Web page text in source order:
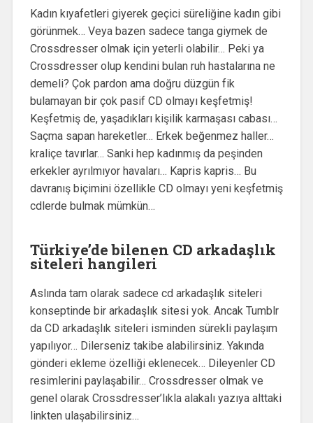
Kadın kıyafetleri giyerek geçici süreliğine kadın gibi
görünmek… Veya bazen sadece tanga giymek de
Crossdresser olmak için yeterli olabilir… Peki ya
Crossdresser olup kendini bulan ruh hastalarına ne
demeli? Çok pardon ama doğru düzgün fik
bulamayan bir çok pasif CD olmayı keşfetmiş!
Keşfetmiş de, yaşadıkları kişilik karmaşası cabası…
Saçma sapan hareketler… Erkek beğenmez haller…
kraliçe tavırlar… Sanki hep kadınmış da peşinden
erkekler ayrılmıyor havaları… Kapris kapris… Bu
davranış biçimini özellikle CD olmayı yeni keşfetmiş
cdlerde bulmak mümkün…
Türkiye’de bilenen CD arkadaşlık
siteleri hangileri
Aslında tam olarak sadece cd arkadaşlık siteleri
konseptinde bir arkadaşlık sitesi yok. Ancak Tumblr
da CD arkadaşlık siteleri isminden sürekli paylaşım
yapılıyor… Dilerseniz takibe alabilirsiniz. Yakında
gönderi ekleme özelliği eklenecek… Dileyenler CD
resimlerini paylaşabilir… Crossdresser olmak ve
genel olarak Crossdresser’lıkla alakalı yazıya alttaki
linkten ulaşabilirsiniz…